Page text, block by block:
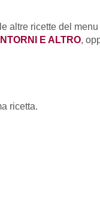
altre ricette del
E ALTRO,
ricetta.